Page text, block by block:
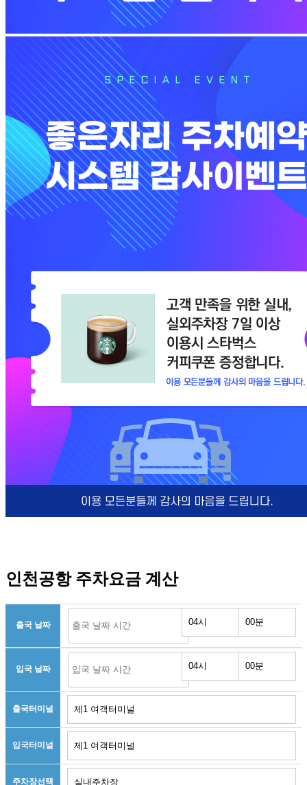
인천공항 주차요금 계산
출국 날짜
입국 날짜
출국터미널
입국터미널
주차장선택